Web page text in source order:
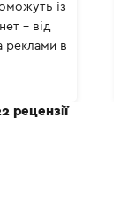
із
- від
реклами в
рецензії